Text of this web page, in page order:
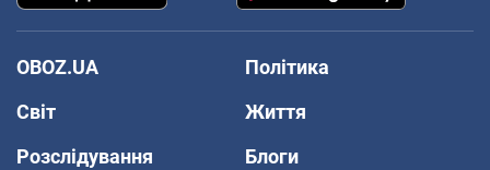
OBOZ.UA
Політика
Світ
Життя
Розслідування
Блоги